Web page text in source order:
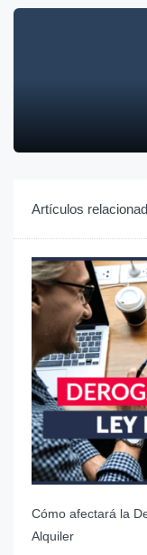
Artículos
Cómo afectará la
Alquiler